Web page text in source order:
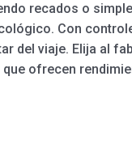
recados o
Con
del viaje. Elija al
ofrecen